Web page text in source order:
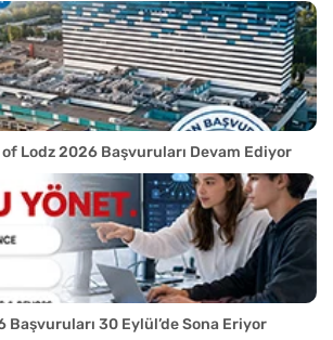
Lodz 2026 Başvuruları Devam Ediyor
Başvuruları 30 Eylül’de Sona Eriyor